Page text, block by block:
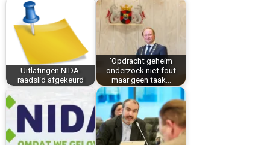
b
o
o
k
r
t
n
l
s
A
p
n
Uitlatingen NIDA-
raadslid afgekeurd
‘Opdracht geheim
onderzoek niet fout
maar geen taak…